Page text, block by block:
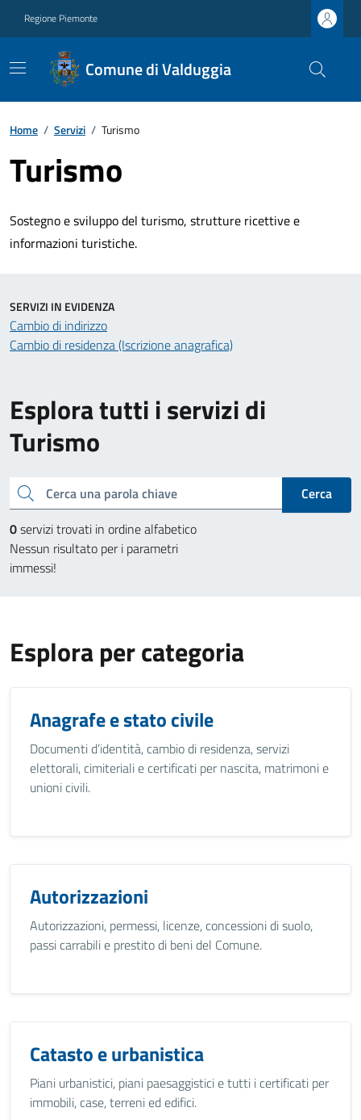
Regione Piemonte
Comune di Valduggia
Home / Servizi / Turismo
Turismo
Sostegno e sviluppo del turismo, strutture ricettive e
informazioni turistiche.
Esplora tutti i servizi di
Turismo
Cerca una parola chiave
Cerca
0servizi trovati in ordine alfabetico
Nessun risultato per i parametri
immessi!
SERVIZI IN EVIDENZA
Cambio di indirizzo
Cambio di residenza (Iscrizione anagrafica)
Esplora per categoria
Anagrafe e stato civile
Documenti d’identità, cambio di residenza, servizi
elettorali, cimiteriali e certificati per nascita, matrimoni e
unioni civili.
Autorizzazioni
Autorizzazioni, permessi, licenze, concessioni di suolo,
passi carrabili e prestito di beni del Comune.
Catasto e urbanistica
Piani urbanistici, piani paesaggistici e tutti i certificati per
immobili, case, terreni ed edifici.